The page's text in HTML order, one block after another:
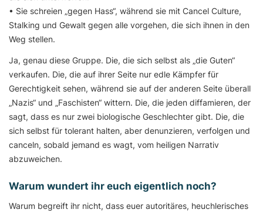
• Sie schreien „gegen Hass“, während sie mit Cancel Culture,
Stalking und Gewalt gegen alle vorgehen, die sich ihnen in den
Weg stellen.
Ja, genau diese Gruppe. Die, die sich selbst als „die Guten“
verkaufen. Die, die auf ihrer Seite nur edle Kämpfer für
Gerechtigkeit sehen, während sie auf der anderen Seite überall
„Nazis“ und „Faschisten“ wittern. Die, die jeden diffamieren, der
sagt, dass es nur zwei biologische Geschlechter gibt. Die, die
sich selbst für tolerant halten, aber denunzieren, verfolgen und
canceln, sobald jemand es wagt, vom heiligen Narrativ
abzuweichen.
Warum wundert ihr euch eigentlich noch?
Warum begreift ihr nicht, dass euer autoritäres, heuchlerisches